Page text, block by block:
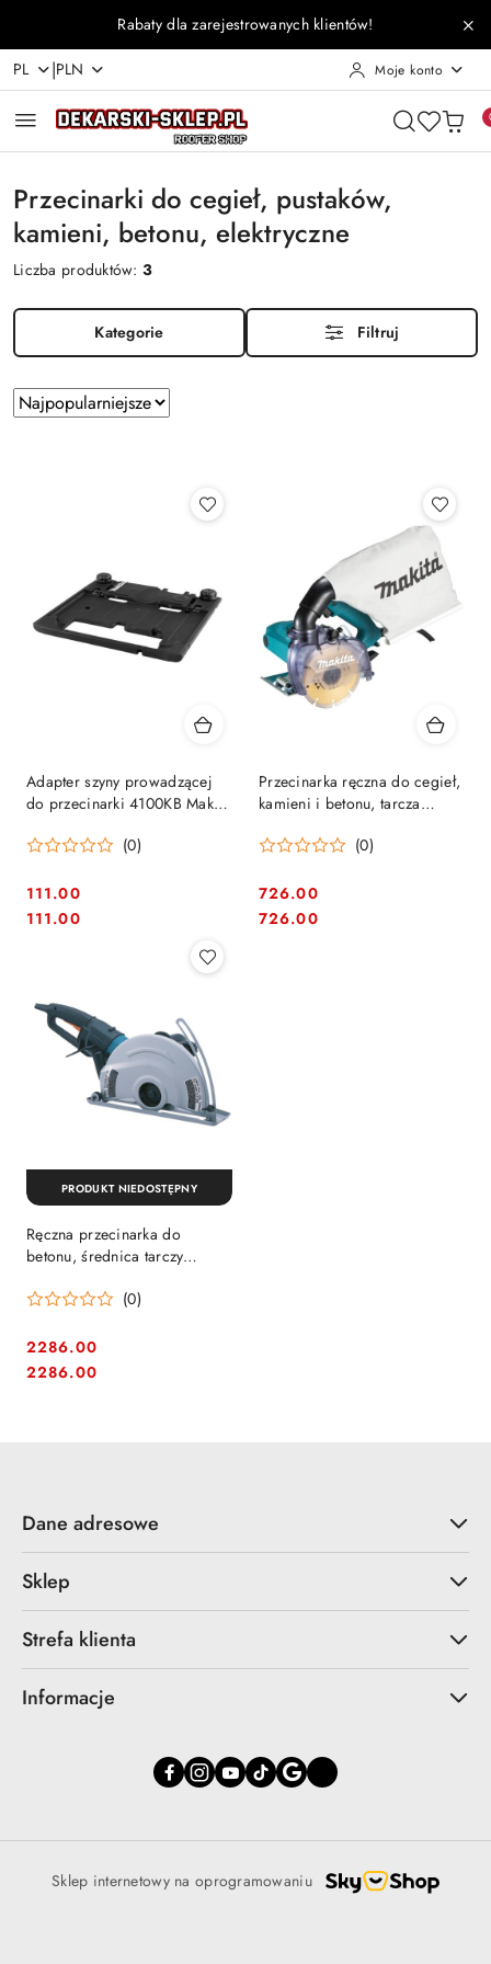
Przejdź do treści głównej
Przejdź do wyszukiwarki
Przejdź do moje konto
Przejdź do menu głównego
Przejdź do stopkiRabaty dla zarejestrowanych klientów!
PL |PLN Moje konto
Przecinarki do cegieł, pustaków,
kamieni, betonu, elektryczne
Liczba produktów:3
Kategorie Filtruj
Zastosowano
sortowanie:
Sortuj
według
Adapter szyny prowadzącej
do przecinarki 4100KB Makita
(0)
Cena:
111.00
Cena:
111.00
Przecinarka ręczna do cegieł,
kamieni i betonu, tarcza
[4100KB]
(0)
Cena:
726.00
Cena:
726.00
Ręczna przecinarka do
betonu, średnica tarczy
[4112HS]
(0)
Cena:
2286.00
Cena:
2286.00
PRODUKT NIEDOSTĘPNY
Dane adresowe
Sklep
Strefa klienta
Informacje
Sklep internetowy na oprogramowaniu